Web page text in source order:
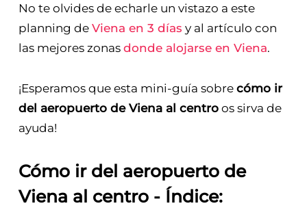
No te olvides de echarle un vistazo a este
planning de Viena en 3 días y al artículo con
las mejores zonas donde alojarse en Viena.
¡Esperamos que esta mini-guía sobre cómo ir
del aeropuerto de Viena al centroos sirva de
ayuda!
Cómo ir del aeropuerto de
Viena al centro - Índice: